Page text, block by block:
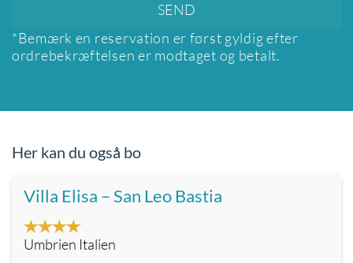
*Bemærk en reservation er først gyldig efter
ordrebekræftelsen er modtaget og betalt.
Her kan du også bo
Villa Elisa – San Leo Bastia
Umbrien Italien